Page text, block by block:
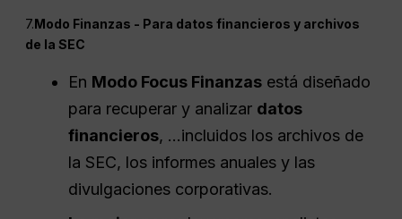
7.Modo Finanzas - Para datos financieros y archivos
de la SEC
En Modo Focus Finanzas está diseñado
para recuperar y analizar datos
financieros, ...incluidos los archivos de
la SEC, los informes anuales y las
divulgaciones corporativas.